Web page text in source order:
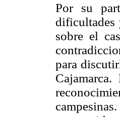
Por su
dificultades
sobre el
para